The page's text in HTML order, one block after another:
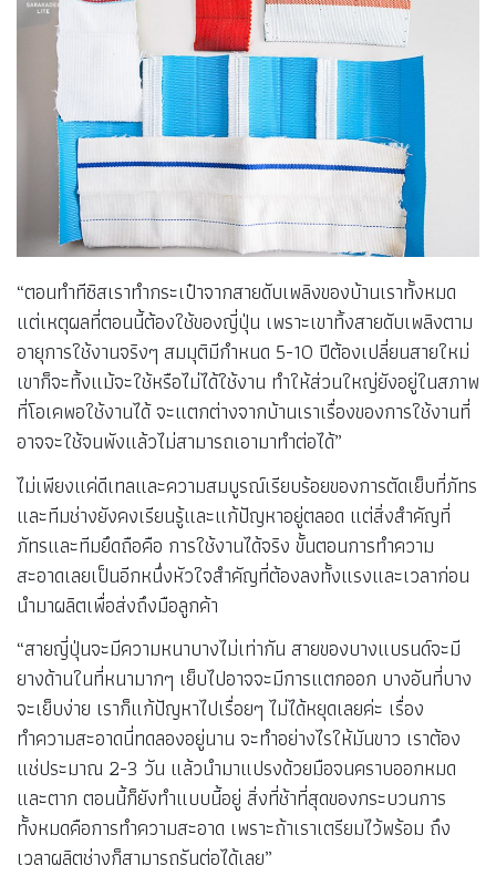
“ตอนทำทีซิสเราทำกระเป๋าจากสายดับเพลิงของบ้านเราทั้งหมด
แต่เหตุผลที่ตอนนี้ต้องใช้ของญี่ปุ่น เพราะเขาทิ้งสายดับเพลิงตาม
อายุการใช้งานจริงๆ สมมุติมีกำหนด 5-10 ปีต้องเปลี่ยนสายใหม่
เขาก็จะทิ้งแม้จะใช้หรือไม่ได้ใช้งาน ทำให้ส่วนใหญ่ยังอยู่ในสภาพ
ที่โอเคพอใช้งานได้ จะแตกต่างจากบ้านเราเรื่องของการใช้งานที่
อาจจะใช้จนพังแล้วไม่สามารถเอามาทำต่อได้”
ไม่เพียงแค่ดีเทลและความสมบูรณ์เรียบร้อยของการตัดเย็บที่ภัทร
และทีมช่างยังคงเรียนรู้และแก้ปัญหาอยู่ตลอด แต่สิ่งสำคัญที่
ภัทรและทีมยึดถือคือ การใช้งานได้จริง ขั้นตอนการทำความ
สะอาดเลยเป็นอีกหนึ่งหัวใจสำคัญที่ต้องลงทั้งแรงและเวลาก่อน
นำมาผลิตเพื่อส่งถึงมือลูกค้า
“สายญี่ปุ่นจะมีความหนาบางไม่เท่ากัน สายของบางแบรนด์จะมี
ยางด้านในที่หนามากๆ เย็บไปอาจจะมีการแตกออก บางอันที่บาง
จะเย็บง่าย เราก็แก้ปัญหาไปเรื่อยๆ ไม่ได้หยุดเลยค่ะ เรื่อง
ทำความสะอาดนี่ทดลองอยู่นาน จะทำอย่างไรให้มันขาว เราต้อง
แช่ประมาณ 2-3 วัน แล้วนำมาแปรงด้วยมือจนคราบออกหมด
และตาก ตอนนี้ก็ยังทำแบบนี้อยู่ สิ่งที่ช้าที่สุดของกระบวนการ
ทั้งหมดคือการทำความสะอาด เพราะถ้าเราเตรียมไว้พร้อม ถึง
เวลาผลิตช่างก็สามารถรันต่อได้เลย”